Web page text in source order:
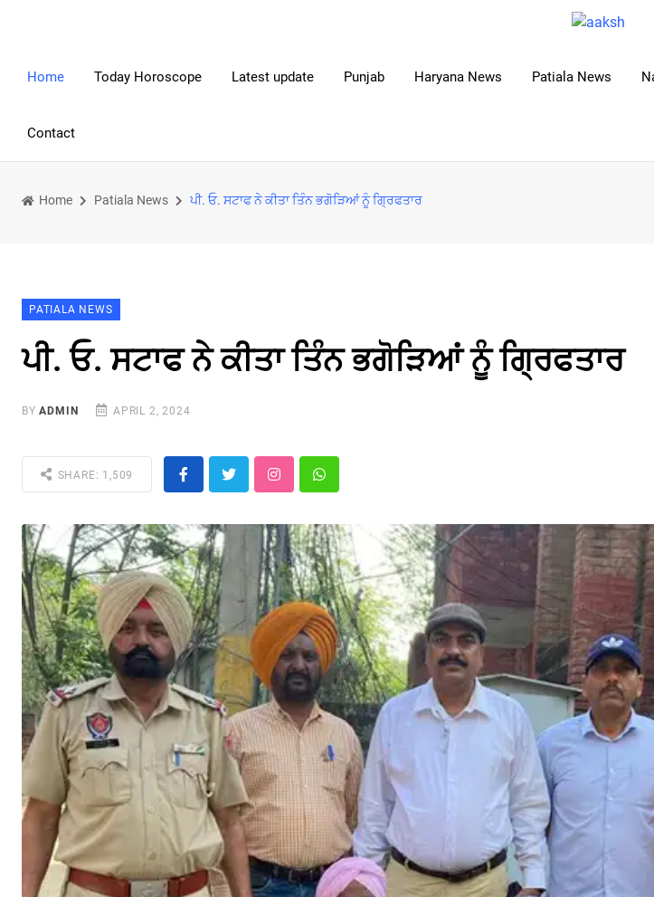
Home Today Horoscope Latest update Punjab Haryana News Patiala News
Contact
Home Patiala News ਪੀ. ਓ. ਸਟਾਫ ਨੇ ਕੀਤਾ ਤਿੰਨ ਭਗੋੜਿਆਂ ਨੂੰ ਗਿ੍ਰਫਤਾਰ
PATIALA NEWS
ਪੀ. ਓ. ਸਟਾਫ ਨੇ ਕੀਤਾ ਤਿੰਨ ਭਗੋੜਿਆਂ ਨੂੰ ਗਿ੍ਰਫਤਾਰ
BYADMIN APRIL 2, 2024
SHARE: 1,509